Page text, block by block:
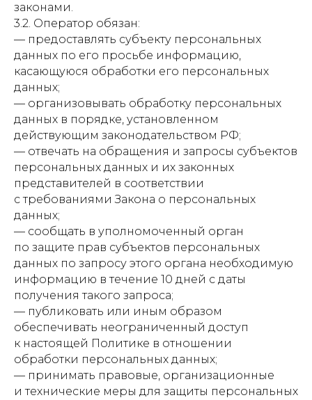
законами.
3.2. Оператор обязан:
— предоставлять субъекту персональных
данных по его просьбе информацию,
касающуюся обработки его персональных
данных;
— организовывать обработку персональных
данных в порядке, установленном
действующим законодательством РФ;
— отвечать на обращения и запросы субъектов
персональных данных и их законных
представителей в соответствии
с требованиями Закона о персональных
данных;
— сообщать в уполномоченный орган
по защите прав субъектов персональных
данных по запросу этого органа необходимую
информацию в течение 10 дней с даты
получения такого запроса;
— публиковать или иным образом
обеспечивать неограниченный доступ
к настоящей Политике в отношении
обработки персональных данных;
— принимать правовые, организационные
и технические меры для защиты персональных